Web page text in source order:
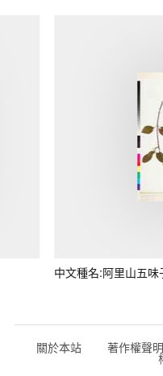
中文種名:阿里山五味
關於本站 著作權聲明